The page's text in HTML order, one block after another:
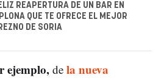
REAPERTURA DE UN BAR EN
QUE TE OFRECE EL MEJOR
DE SORIA
ejemplo, de la nueva